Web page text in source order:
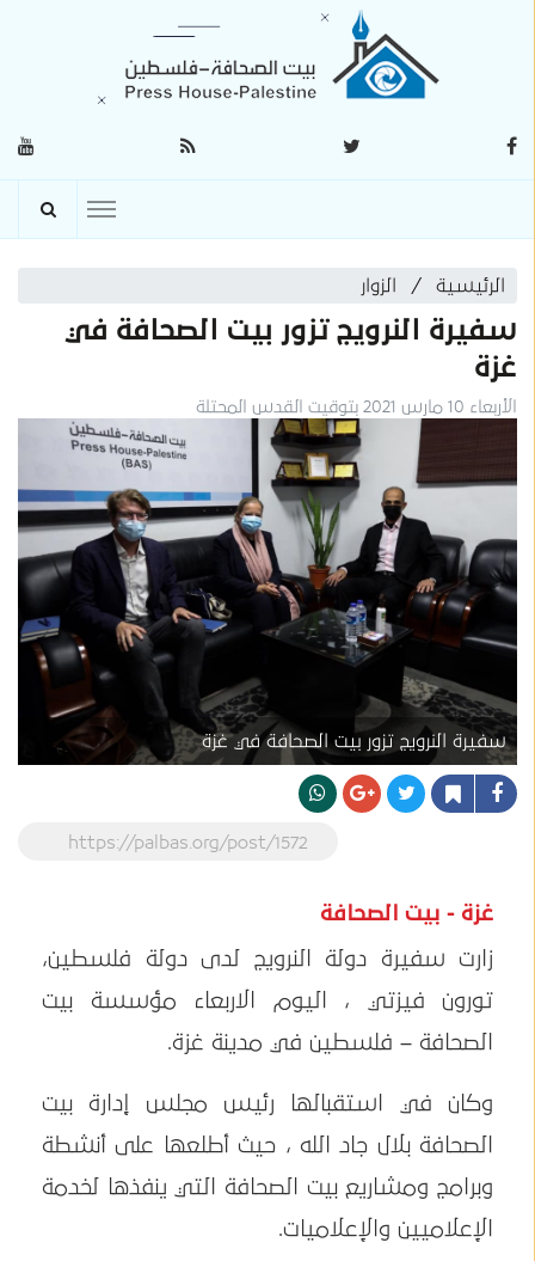
الرئيسية الزوار
سفيرة النرويج تزور بيت الصحافة في
غزة
الأربعاء 10 مارس 2021 بتوقيت القدس المحتلة
سفيرة النرويج تزور بيت الصحافة في غزة
https://palbas.org/post/1572
غزة - بيت الصحافة
زارت سفيرة دولة النرويج لدى دولة فلسطين،
تورون فيزتي ، اليوم الاربعاء مؤسسة بيت
الصحافة – فلسطين في مدينة غزة.
وكان في استقبالها رئيس مجلس إدارة بيت
الصحافة بلال جاد الله ، حيث أطلعها على أنشطة
وبرامج ومشاريع بيت الصحافة التي ينفذها لخدمة
الإعلاميين والإعلاميات.